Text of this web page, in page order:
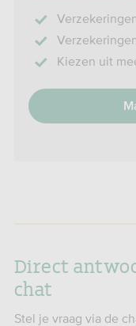
Kiezen uit
Direct
chat
Stel je vraag via de